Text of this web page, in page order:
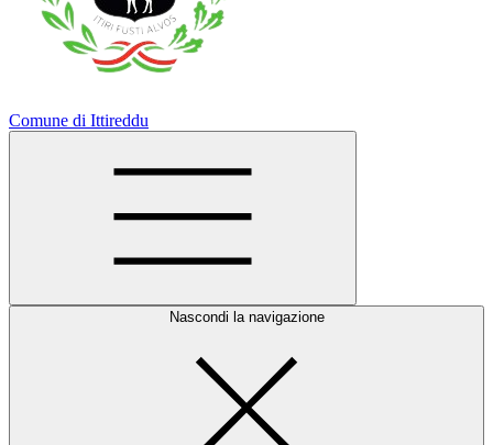
Comune di Ittireddu
Nascondi la navigazione